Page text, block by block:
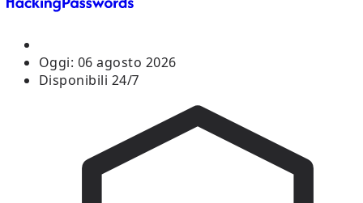
Oggi: 06 agosto 2026
Disponibili 24/7